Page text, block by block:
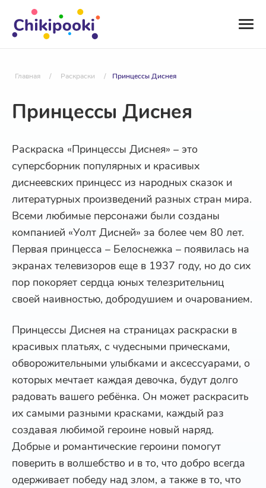
Главная / Раскраски / Принцессы Диснея
Принцессы Диснея
Раскраска «Принцессы Диснея» – это
суперсборник популярных и красивых
диснеевских принцесс из народных сказок и
литературных произведений разных стран мира.
Всеми любимые персонажи были созданы
компанией «Уолт Дисней» за более чем 80 лет.
Первая принцесса – Белоснежка – появилась на
экранах телевизоров еще в 1937 году, но до сих
пор покоряет сердца юных телезрительниц
своей наивностью, добродушием и очарованием.
Принцессы Диснея на страницах раскраски в
красивых платьях, с чудесными прическами,
обворожительными улыбками и аксессуарами, о
которых мечтает каждая девочка, будут долго
радовать вашего ребёнка. Он может раскрасить
их самыми разными красками, каждый раз
создавая любимой героине новый наряд.
Добрые и романтические героини помогут
поверить в волшебство и в то, что добро всегда
одерживает победу над злом, а также в то, что